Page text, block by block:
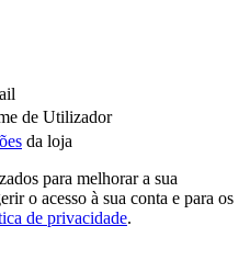
de Utilizador
da loja
para melhorar a sua
o acesso à sua conta e para os
de privacidade.